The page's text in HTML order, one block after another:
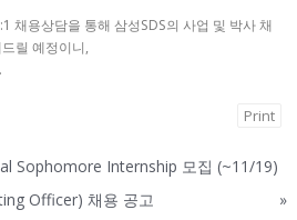
채용상담을 통해 삼성SDS의 사업 및 박사 채
릴 예정이니,
Print
Sophomore Internship 모집 (~11/19)
Officer) 채용 공고
»